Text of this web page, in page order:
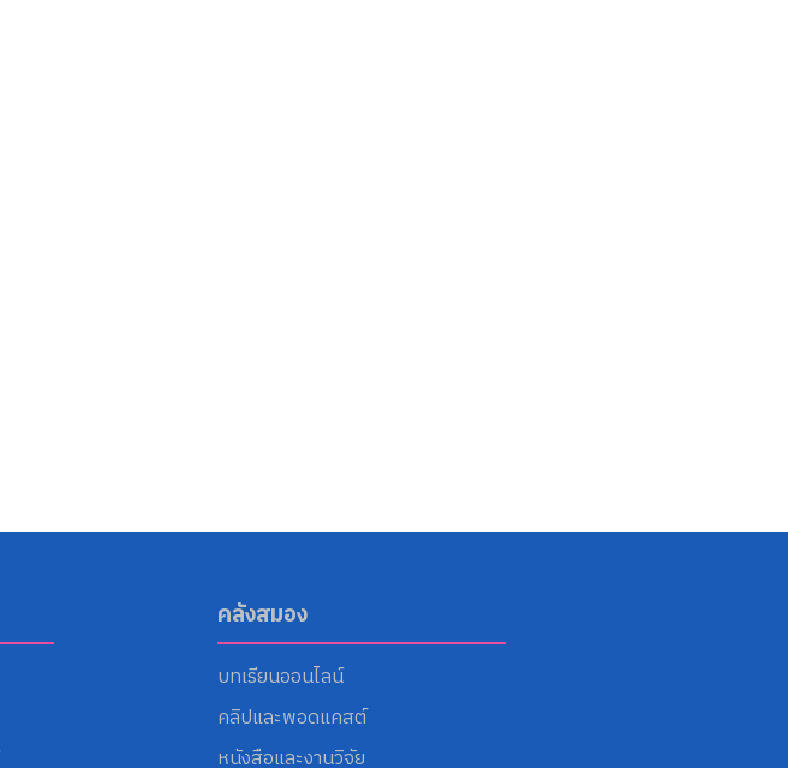
คลังสมอง
บทเรียนออนไลน์
คลิปและพอดแคสต์
หนังสือและงานวิจัย